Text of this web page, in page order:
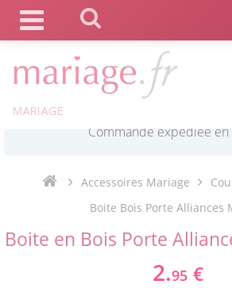
MARIAGE
Commande expédiée en
Livraison point relais gratuit
Accessoires Mariage
Boite Bois Porte Alliances
Boite en Bois Porte
2.95 €
Panneau de gestion des cookies